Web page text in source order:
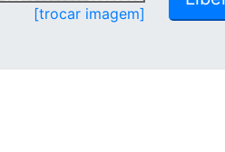
[trocar imagem]